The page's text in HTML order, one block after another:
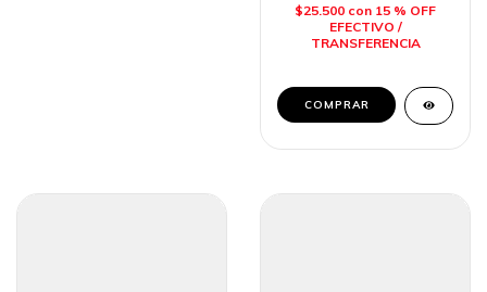
$25.500 con 15 % OFF
EFECTIVO /
TRANSFERENCIA